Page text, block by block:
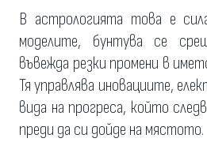
В астрологията това е
моделите, бунтува се
въвежда резки промени в
Тя управлява иновациите,
вида на прогреса, който
преди да си дойде на мястото.